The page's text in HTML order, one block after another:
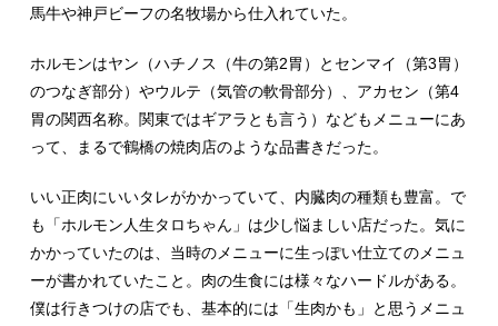
馬牛や神戸ビーフの名牧場から仕入れていた。
ホルモンはヤン（ハチノス（牛の第2胃）とセンマイ（第3胃）
のつなぎ部分）やウルテ（気管の軟骨部分）、アカセン（第4
胃の関西名称。関東ではギアラとも言う）などもメニューにあ
って、まるで鶴橋の焼肉店のような品書きだった。
いい正肉にいいタレがかかっていて、内臓肉の種類も豊富。で
も「ホルモン人生タロちゃん」は少し悩ましい店だった。気に
かかっていたのは、当時のメニューに生っぽい仕立てのメニュ
ーが書かれていたこと。肉の生食には様々なハードルがある。
僕は行きつけの店でも、基本的には「生肉かも」と思うメニュ